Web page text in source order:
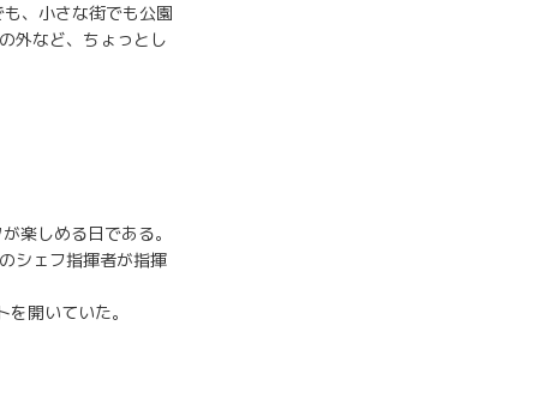
、小さな街でも公園
外など、ちょっとし
楽しめる日である。
シェフ指揮者が指揮
開いていた。